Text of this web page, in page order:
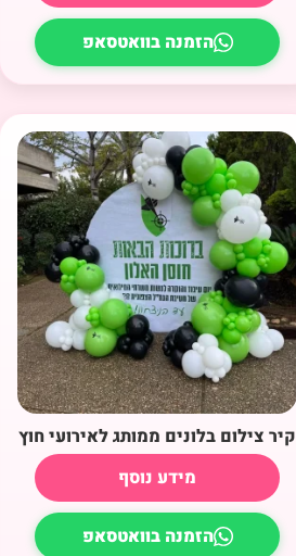
הזמנה בוואטסאפ
קיר צילום בלונים ממותג לאירועי חוץ
מידע נוסף
הזמנה בוואטסאפ